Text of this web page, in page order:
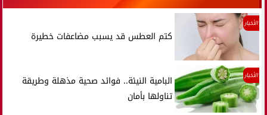
الأخبار
كتم العطس قد يسبب مضاعفات خطيرة
الأخبار
البامية النيئة.. فوائد صحية مذهلة وطريقة
تناولها بأمان